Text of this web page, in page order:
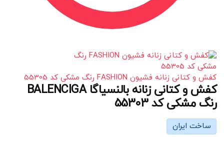
کفش و کتانی زنانه فشیون FASHION رنگ مشکی کد 55305
کفش و کتانی زنانه بالنسیاگا BALENCIGA
رنگ مشکی کد 55303
ساخت ایران